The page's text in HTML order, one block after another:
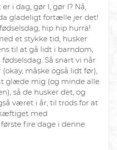
i dag, gør I, gør I? Nå,
gladeligt fortælle jer det!
hip hip hurra!
et stykke tid, husker
til at gå lidt i barndom,
Så snart vi når
måske også lidt før),
glæde mig (og minde alle
), så de husker det, og
været i år, til trods for at
med
fire dage i denne